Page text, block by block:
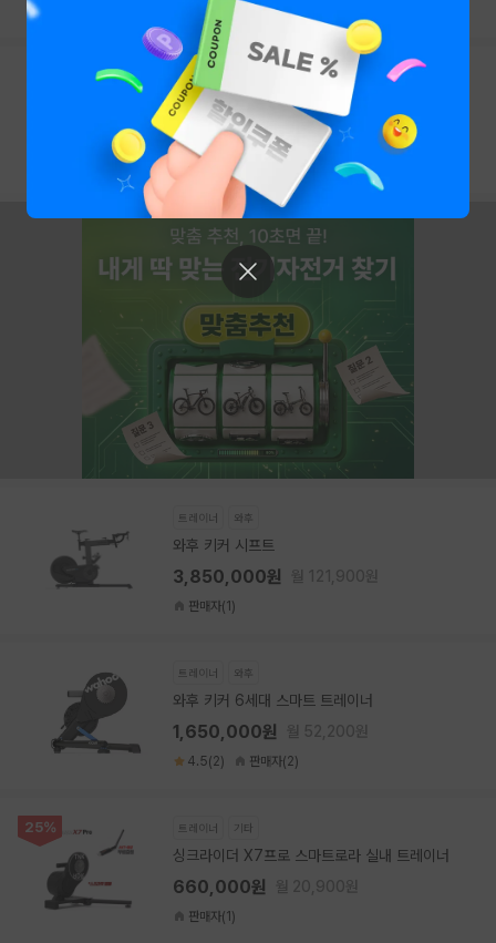
판매자(1)
트레이너
와후 키커바이크 2
5,450,000원 월 172,600원
판매자(2)
트레이너 와후
와후 키커 시프트
3,850,000원
판매자(1)
트레이너 와후
와후 키커 6세대 스마트 트레이너
1,650,000원
4.5(2) 판매자(2)
25% 트레이너 기타
싱크라이더 X7프로 스마트로라 실내 트레이너
660,000원
판매자(1)